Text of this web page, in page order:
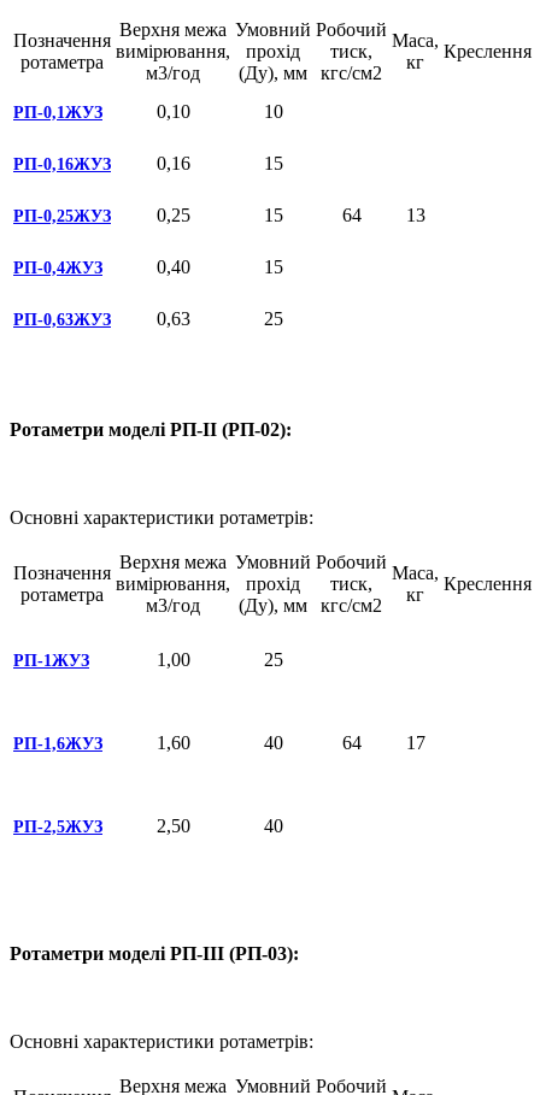
Позначення
ротаметра
Верхня межа
вимірювання,
м3/год
Умовний
прохід
(Ду), мм
Робочий
тиск,
кгс/см2
Маса,
кг
Креслення
РП-0,1ЖУЗ 0,10 10
64 13
РП-0,16ЖУЗ 0,16 15
РП-0,25ЖУЗ 0,25 15
РП-0,4ЖУЗ 0,40 15
РП-0,63ЖУЗ 0,63 25
Ротаметри моделі РП-II (РП-02):
Основні характеристики ротаметрів:
Позначення
ротаметра
Верхня межа
вимірювання,
м3/год
Умовний
прохід
(Ду), мм
Робочий
тиск,
кгс/см2
Маса,
кг
Креслення
РП-1ЖУЗ 1,00 25
64 17
РП-1,6ЖУЗ 1,60 40
РП-2,5ЖУЗ 2,50 40
Ротаметри моделі РП-III (РП-03):
Основні характеристики ротаметрів:
Верхня межа Умовний Робочий